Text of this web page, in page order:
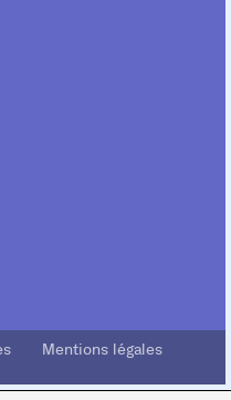
Mentions légales